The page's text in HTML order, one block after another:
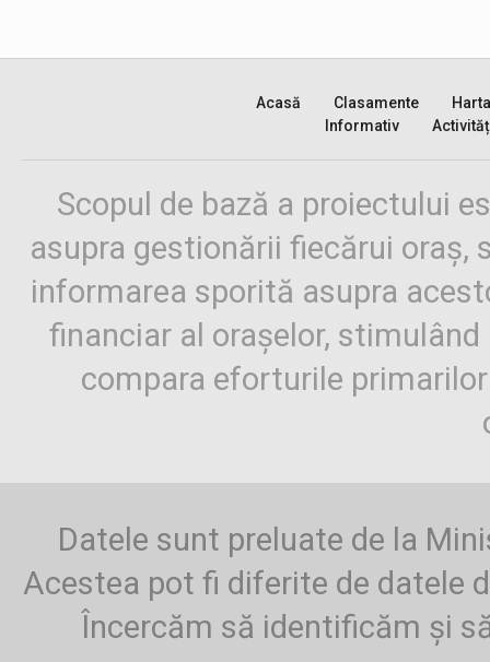
Acasă Clasamente
Harta
Informativ
Scopul de bază a proiectului
asupra gestionării fiecărui oraș,
informarea sporită asupra
financiar al orașelor,
compara eforturile
Datele sunt preluate de la
Acestea pot fi diferite de datele
Încercăm să identificăm și